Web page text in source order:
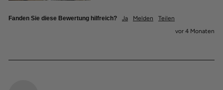
Fanden Sie diese Bewertung hilfreich? Ja Melden
Teilen
vor 4 Monaten